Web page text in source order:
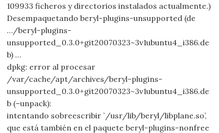
109933 ficheros y directorios instalados actualmente.)
Desempaquetando beryl-plugins-unsupported (de
…/beryl-plugins-
unsupported_0.3.0+git20070323~3v1ubuntu4_i386.de
b) …
dpkg: error al procesar
/var/cache/apt/archives/beryl-plugins-
unsupported_0.3.0+git20070323~3v1ubuntu4_i386.de
b (–unpack):
intentando sobreescribir `/usr/lib/beryl/libplane.so’,
que está también en el paquete beryl-plugins-nonfree